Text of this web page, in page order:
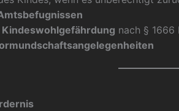
Kindeswohlgefährdung nach § 1666